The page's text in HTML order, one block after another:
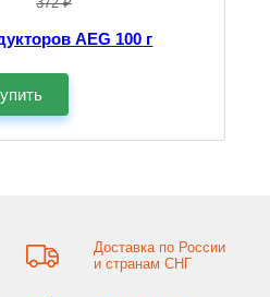
AEG 100 г
Доставка по России
и странам СНГ